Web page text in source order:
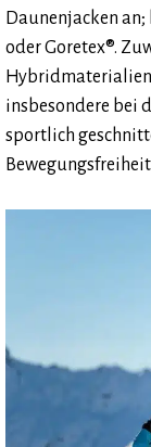
Daunenjacken
oder Goretex®.
Hybridmaterialien
insbesondere bei
sportlich